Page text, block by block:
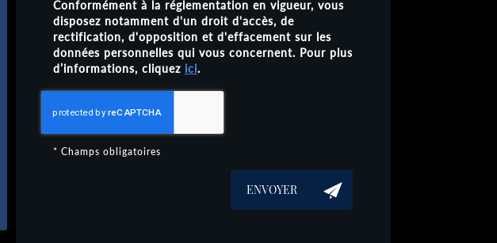
Conformément à la réglementation en vigueur, vous
disposez notamment d'un droit d'accès, de
rectification, d'opposition et d'effacement sur les
données personnelles qui vous concernent. Pour plus
d’informations, cliquez ici.
* Champs obligatoires